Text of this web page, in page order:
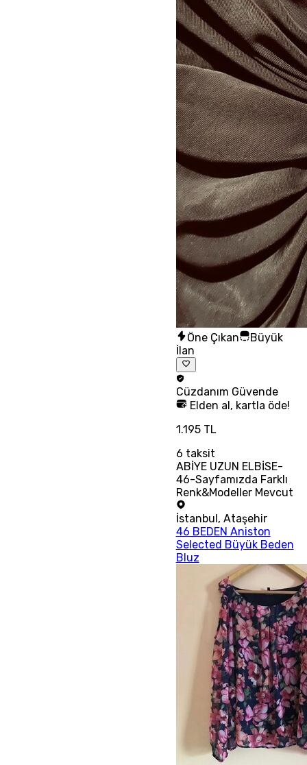
Öne Çıkan
Büyük
İlan
Cüzdanım Güvende
Elden al, kartla öde!
1.195 TL
6 taksit
ABİYE UZUN ELBİSE-
46-Sayfamızda Farklı
Renk&Modeller Mevcut
İstanbul , Ataşehir
46 BEDEN Aniston
Selected Büyük Beden
Bluz